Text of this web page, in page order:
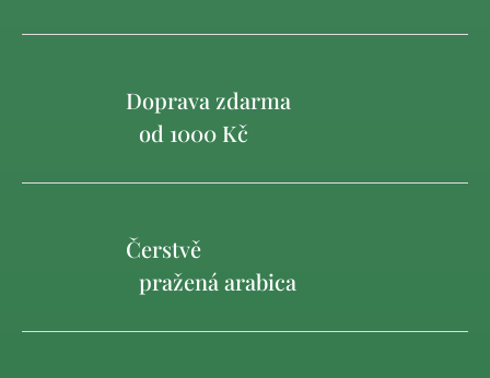
Doprava zdarma
od 1000 Kč
Čerstvě
pražená arabica